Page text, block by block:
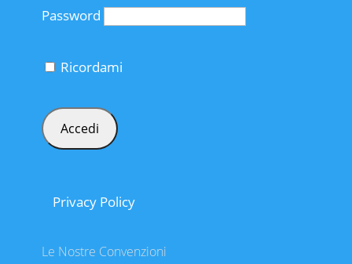
Password
Ricordami
Privacy Policy
Le Nostre Convenzioni